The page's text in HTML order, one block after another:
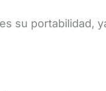
su portabilidad,